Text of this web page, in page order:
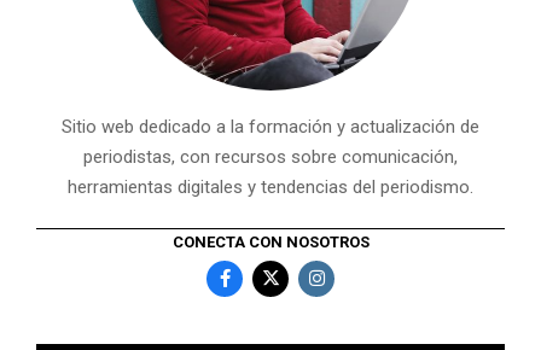
Sitio web dedicado a la formación y actualización de
periodistas, con recursos sobre comunicación,
herramientas digitales y tendencias del periodismo.
CONECTA CON NOSOTROS